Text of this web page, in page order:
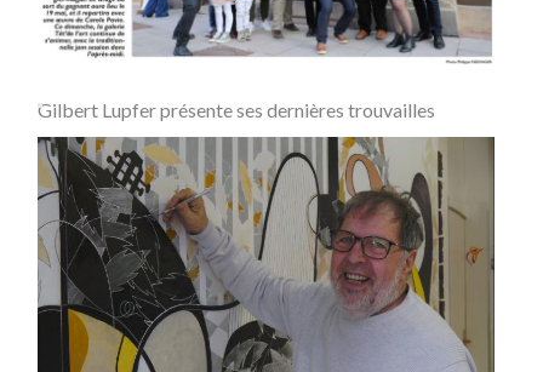
Gilbert Lupfer présente ses dernières trouvailles